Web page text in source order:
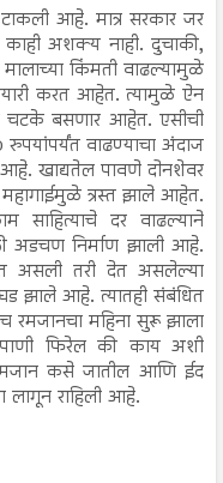
आहे. मात्र सरकार जर
अशक्य नाही. दुचाकी,
किंमती वाढल्यामुळे
करत आहेत. त्यामुळे ऐन
चटके बसणार आहेत. एसीची
वाढण्याचा अंदाज
खाद्यतेल पावणे दोनशेवर
त्रस्त झाले आहेत.
दर वाढल्याने
अडचण निर्माण झाली आहे.
असली तरी देत असलेल्या
झाले आहे. त्यातही संबंधित
रमजानचा महिना सुरू झाला
पाणी फिरेल की काय अशी
कसे जातील आणि ईद
लागून राहिली आहे.